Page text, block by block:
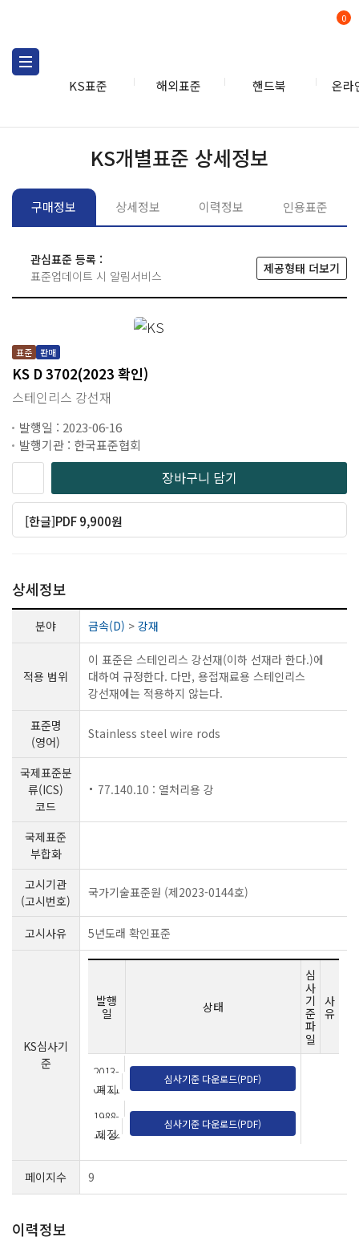
KS표준 해외표준 핸드북 온라
0
KS개별표준 상세정보
구매정보 상세정보 이력정보 인용표준
관심표준 등록 :
표준업데이트 시 알림서비스
제공형태 더보기
표준 판매
KS D 3702(2023 확인)
스테인리스 강선재
발행일 : 2023-06-16
발행기관 : 한국표준협회
장바구니 담기
[한글]PDF 9,900원
상세정보
분야 금속(D) > 강재
적용 범위
이 표준은 스테인리스 강선재(이하 선재라 한다.)에
대하여 규정한다. 다만, 용접재료용 스테인리스
강선재에는 적용하지 않는다.
표준명
(영어)
Stainless steel wire rods
국제표준분
류(ICS)
코드
77.140.10 : 열처리용 강
국제표준
부합화
고시기관
(고시번호)
국가기술표준원 (제2023-0144호)
고시사유 5년도래 확인표준
KS심사기
준
발행
일
상태
심
사
기
준
파
일
사
유
2013-
04-21
폐지
심사기준 다운로드(PDF)
1988-
12-22
제정
심사기준 다운로드(PDF)
페이지수 9
이력정보